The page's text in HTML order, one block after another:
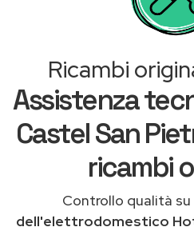
Ricambi
Assistenza
Castel San
ricambi
Controllo qualità
dell'elettrodomestico